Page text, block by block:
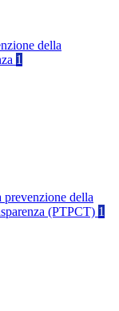
della
1
prevenzione della
(PTPCT) 1